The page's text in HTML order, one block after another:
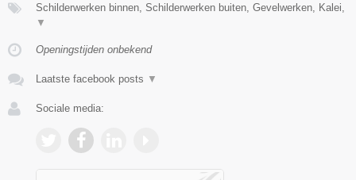
Schilderwerken binnen, Schilderwerken buiten, Gevelwerken, Kalei,
▼
Openingstijden onbekend
Laatste facebook posts ▼
Sociale media: